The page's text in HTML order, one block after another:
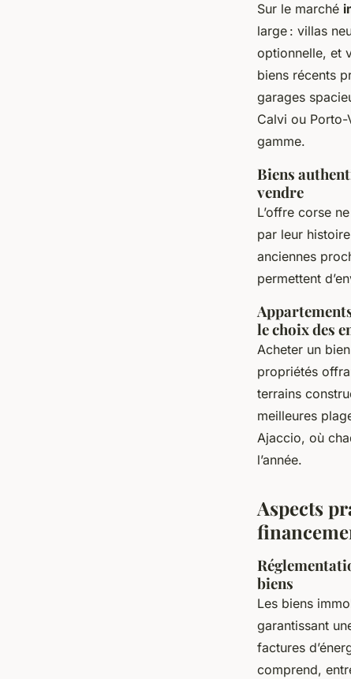
Sur le marché
large : villas
optionnelle, et
biens récents
garages
Calvi ou
gamme.
Biens
vendre
L’offre corse
par leur
anciennes
permettent
le choix des
Acheter un
propriétés
terrains
meilleures
Ajaccio, où
l’année.
Aspects
biens
Les biens
garantissant
factures
comprend,